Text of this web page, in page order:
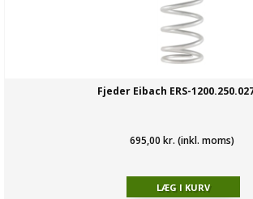
Fjeder Eibach ERS-
695,00 kr. (inkl. moms)